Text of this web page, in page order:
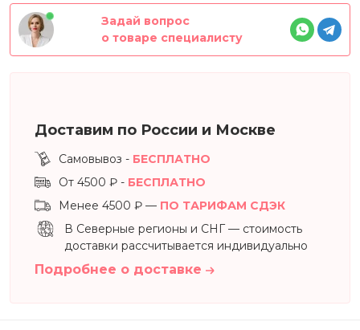
Задай вопрос
о товаре специалисту
Доставим по России и Москве
Самовывоз - БЕСПЛАТНО
От 4500 ₽ - БЕСПЛАТНО
Менее 4500 ₽ — ПО ТАРИФАМ СДЭК
В Северные регионы и СНГ — стоимость
доставки рассчитывается индивидуально
Подробнее о доставке